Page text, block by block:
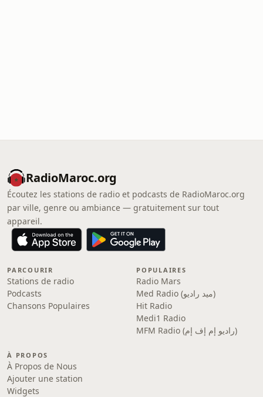
RadioMaroc.org
Écoutez les stations de radio et podcasts de RadioMaroc.org
par ville, genre ou ambiance — gratuitement sur tout
appareil.
PARCOURIR
Stations de radio
Podcasts
Chansons Populaires
POPULAIRES
Radio Mars
Med Radio (ميد راديو)
Hit Radio
Medi1 Radio
MFM Radio (راديو إم إف إم)
À PROPOS
À Propos de Nous
Ajouter une station
Widgets